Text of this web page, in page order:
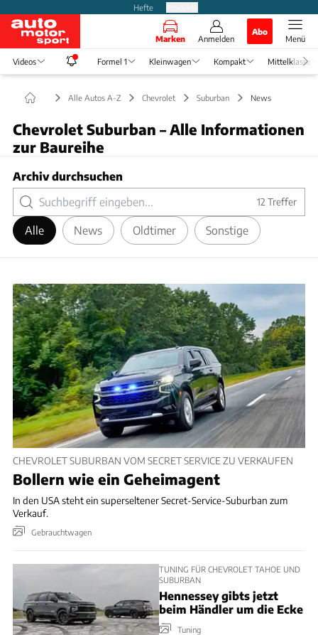
Hefte
Marken Anmelden
Abo
Menü
Videos Formel 1 Kleinwagen Kompakt Mittelklasse
Alle Autos A-Z Chevrolet Suburban News
Chevrolet Suburban – Alle Informationen
zur Baureihe
Archiv durchsuchen
12 Treffer
Alle News Oldtimer Sonstige
CHEVROLET SUBURBAN VOM SECRET SERVICE ZU VERKAUFEN
Bollern wie ein Geheimagent
In den USA steht ein superseltener Secret-Service-Suburban zum
Verkauf.
Gebrauchtwagen
TUNING FÜR CHEVROLET TAHOE UND
SUBURBAN
Hennessey gibts jetzt
beim Händler um die Ecke
Tuning